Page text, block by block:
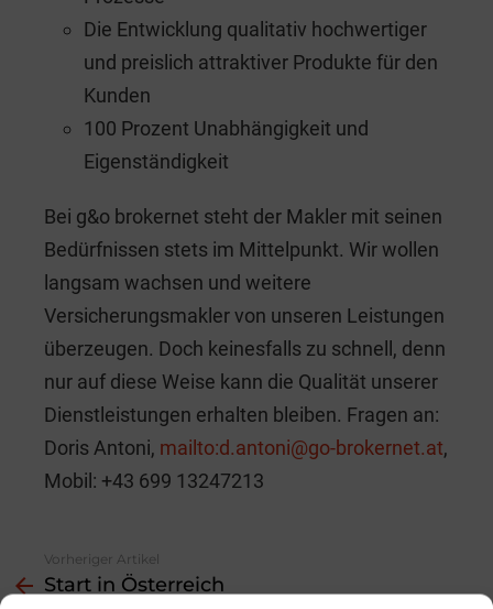
Die Entwicklung qualitativ hochwertiger
und preislich attraktiver Produkte für den
Kunden
100 Prozent Unabhängigkeit und
Eigenständigkeit
Bei g&o brokernet steht der Makler mit seinen
Bedürfnissen stets im Mittelpunkt. Wir wollen
langsam wachsen und weitere
Versicherungsmakler von unseren Leistungen
überzeugen. Doch keinesfalls zu schnell, denn
nur auf diese Weise kann die Qualität unserer
Dienstleistungen erhalten bleiben. Fragen an:
Doris Antoni, mailto:d.antoni@go-brokernet.at,
Mobil: +43 699 13247213
more
Vorheriger Artikel
Start in Österreich